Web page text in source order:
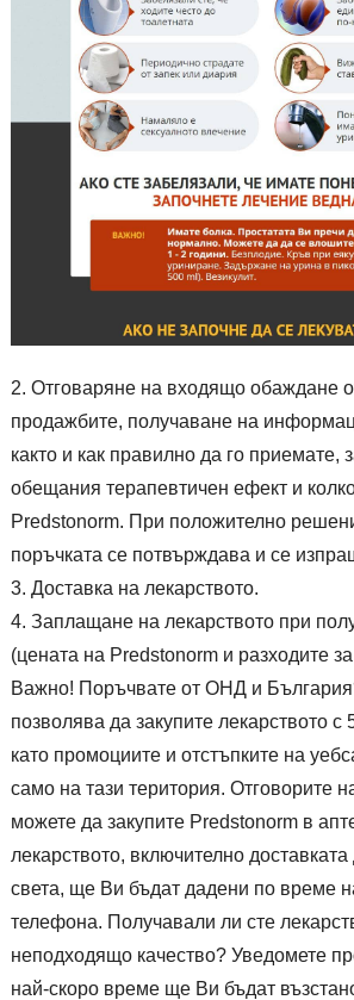
Отговаряне на входящо обаждане
продажбите, получаване на
както и как правилно да го приемате,
обещания терапевтичен ефект и
Predstonorm. При положително
поръчката се потвърждава и се
Доставка на лекарството.
Заплащане на лекарството при
(цената на Predstonorm и разходите
Важно! Поръчвате от ОНД и
позволява да закупите лекарството с
като промоциите и отстъпките на
само на тази територия. Отговорите
можете да закупите Predstonorm в
лекарството, включително доставката
света, ще Ви бъдат дадени по време
телефона. Получавали ли сте
неподходящо качество? Уведомете
най-скоро време ще Ви бъдат